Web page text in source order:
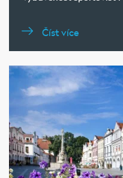
Číst více